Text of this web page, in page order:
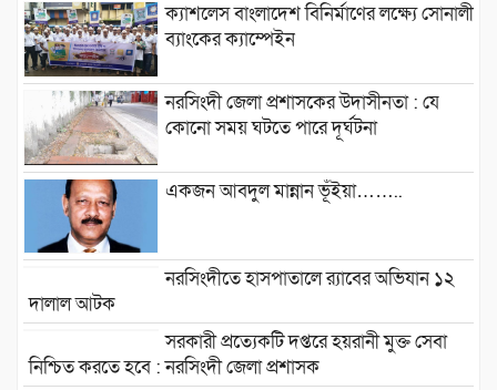
ক্যাশলেস বাংলাদেশ বিনির্মাণের লক্ষ্যে সোনালী
ব্যাংকের ক্যাম্পেইন
নরসিংদী জেলা প্রশাসকের উদাসীনতা : যে
কোনো সময় ঘটতে পারে দূর্ঘটনা
একজন আবদুল মান্নান ভূঁইয়া……..
নরসিংদীতে হাসপাতালে র‍্যাবের অভিযান ১২
দালাল আটক
সরকারী প্রত্যেকটি দপ্তরে হয়রানী মুক্ত সেবা
নিশ্চিত করতে হবে : নরসিংদী জেলা প্রশাসক